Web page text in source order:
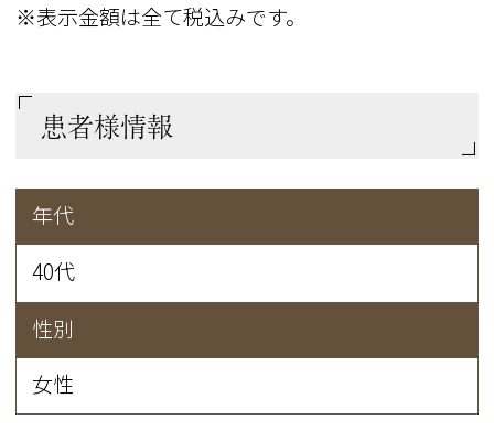
※表示金額は全て税込みです。
患者様情報
年代
40代
性別
女性